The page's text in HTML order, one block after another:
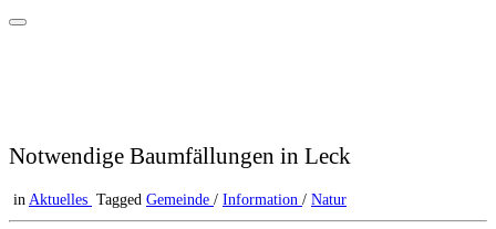
Notwendige Baumfällungen in Leck
in Aktuelles Tagged Gemeinde / Information / Natur